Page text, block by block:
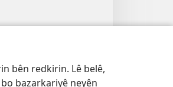
bên redkirin. Lê belê,
bazarkariyê neyên